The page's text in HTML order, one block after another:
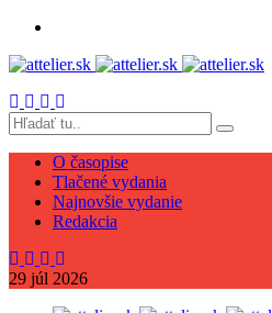
O časopise
Tlačené vydania
Najnovšie vydanie
Redakcia
29 júl 2026